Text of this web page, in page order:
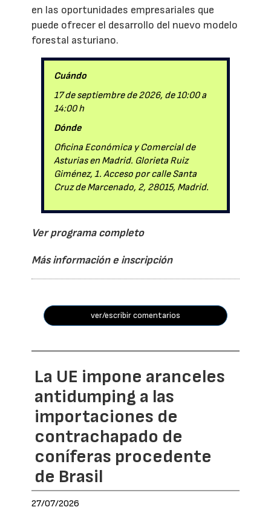
en las oportunidades empresariales que
puede ofrecer el desarrollo del nuevo modelo
forestal asturiano.
Cuándo
17 de septiembre de 2026, de 10:00 a
14:00 h
Dónde
Oficina Económica y Comercial de
Asturias en Madrid. Glorieta Ruiz
Giménez, 1. Acceso por calle Santa
Cruz de Marcenado, 2, 28015, Madrid.
Ver programa completo
Más información e inscripción
ver/escribir comentarios
La UE impone aranceles
antidumping a las
importaciones de
contrachapado de
coníferas procedente
de Brasil
27/07/2026